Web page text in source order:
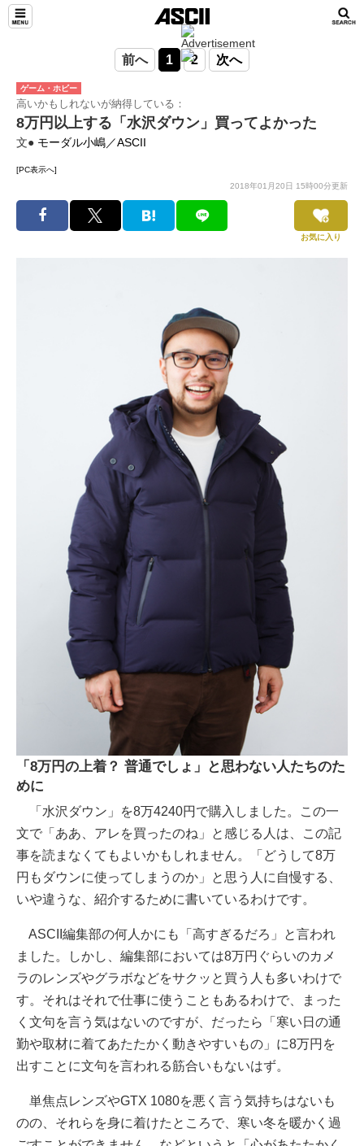
前へ 1 2 次へ
ゲーム・ホビー
高いかもしれないが納得している：
8万円以上する「水沢ダウン」買ってよかった
文● モーダル小嶋／ASCII
[PC表示へ]
2018年01月20日 15時00分更新
お気に入り
「8万円の上着？ 普通でしょ」と思わない人たちのた
めに
「水沢ダウン」を8万4240円で購入しました。この一
文で「ああ、アレを買ったのね」と感じる人は、この記
事を読まなくてもよいかもしれません。「どうして8万
円もダウンに使ってしまうのか」と思う人に自慢する、
いや違うな、紹介するために書いているわけです。
ASCII編集部の何人かにも「高すぎるだろ」と言われ
ました。しかし、編集部においては8万円ぐらいのカメ
ラのレンズやグラボなどをサクッと買う人も多いわけで
す。それはそれで仕事に使うこともあるわけで、まった
く文句を言う気はないのですが、だったら「寒い日の通
勤や取材に着てあたたかく動きやすいもの」に8万円を
出すことに文句を言われる筋合いもないはず。
単焦点レンズやGTX 1080を悪く言う気持ちはないも
のの、それらを身に着けたところで、寒い冬を暖かく過